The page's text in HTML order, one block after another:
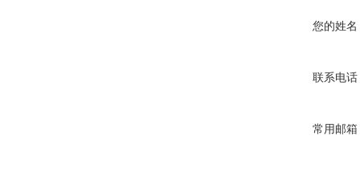
您的姓名
联系电话
常用邮箱